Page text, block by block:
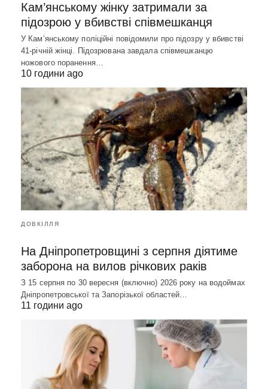
Кам’янському жінку затримали за
підозрою у вбивстві співмешканця
У Кам’янському поліційні повідомили про підозру у вбивстві
41-річній жінці. Підозрювана завдала співмешканцю
ножового поранення…
10 години ago
ДОВКІЛЛЯ
На Дніпропетровщині з серпня діятиме
заборона на вилов річкових раків
З 15 серпня по 30 вересня (включно) 2026 року на водоймах
Дніпропетровської та Запорізької областей…
11 години ago